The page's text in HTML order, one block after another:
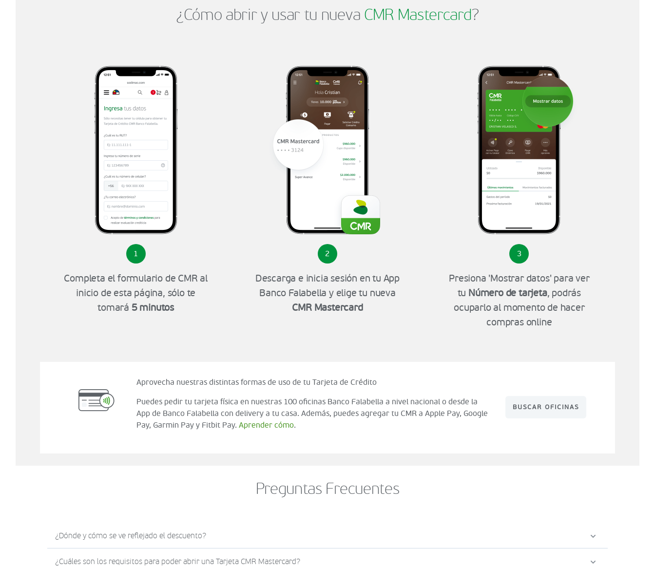
¿Cómo abrir y usar tu nueva CMR Mastercard?
1
Completa el formulario de CMR al
inicio de esta página, sólo te
tomará 5 minutos
2
Descarga e inicia sesión en tu App
Banco Falabella y elige tu nueva
CMR Mastercard
3
Presiona 'Mostrar datos' para ver
tu Número de tarjeta, podrás
ocuparlo al momento de hacer
compras online
Aprovecha nuestras distintas formas de uso de tu Tarjeta de Crédito
Puedes pedir tu tarjeta física en nuestras 100 oficinas Banco Falabella a nivel nacional o desde la
App de Banco Falabella con delivery a tu casa. Además, puedes agregar tu CMR a Apple Pay, Google
Pay, Garmin Pay y Fitbit Pay. Aprender cómo.
BUSCAR OFICINAS
Preguntas Frecuentes
¿Dónde y cómo se ve reflejado el descuento?
¿Cuáles son los requisitos para poder abrir una Tarjeta CMR Mastercard?